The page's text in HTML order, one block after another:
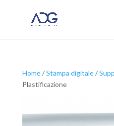
Home/Stampa digitale/
Plastificazione